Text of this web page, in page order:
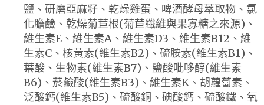
鹽、研磨亞麻籽、乾燥雞蛋、啤酒酵母萃取物、氯
化膽鹼、乾燥菊苣根(菊苣纖維與果寡糖之來源)、
維生素E、維生素A、維生素D3、維生素B12、維
生素C、核黃素(維生素B2)、硫胺素(維生素B1)、
葉酸、生物素(維生素B7)、鹽酸吡哆醇(維生素
B6)、菸鹼酸(維生素B3)、維生素K、胡蘿蔔素、
泛酸鈣(維生素B5)、硫酸銅、碘酸鈣、硫酸鐵、氧